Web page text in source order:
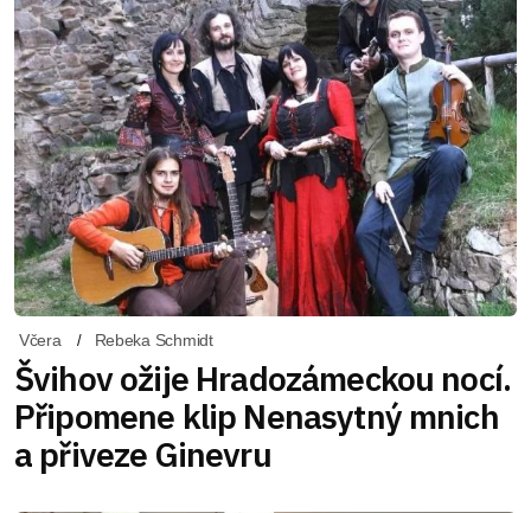
Včera Rebeka Schmidt
Švihov ožije Hradozámeckou nocí.
Připomene klip Nenasytný mnich
a přiveze Ginevru